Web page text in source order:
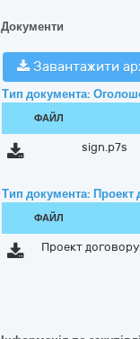
Документи
Завантажити
Тип документа:
ФАЙЛ
sign.p7s
Тип документа: Проект
ФАЙЛ
Проект